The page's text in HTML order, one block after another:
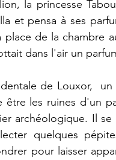
la princesse
et pensa à ses
place de la chambre
dans l'air un
de Louxor,
être les ruines d'un
archéologique. Il
quelques
pour laisser